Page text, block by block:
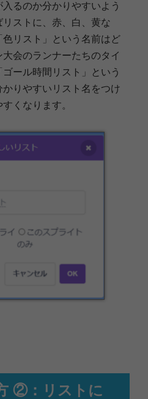
るのか分かりやすいよう
ストに、赤、白、黄な
リスト」という名前はど
会のランナーたちのタイ
ール時間リスト」という
りやすいリスト名をつけ
くなります。
②：リストに